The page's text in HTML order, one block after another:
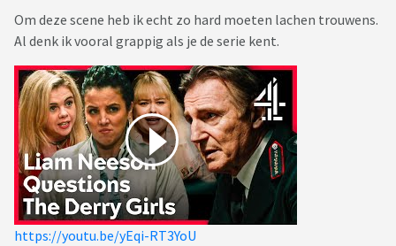
Om deze scene heb ik echt zo hard moeten lachen trouwens.
Al denk ik vooral grappig als je de serie kent.
https://youtu.be/yEqi-RT3YoU